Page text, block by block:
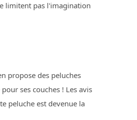
limitent pas l'imagination
propose des peluches
ses couches ! Les avis
peluche est devenue la